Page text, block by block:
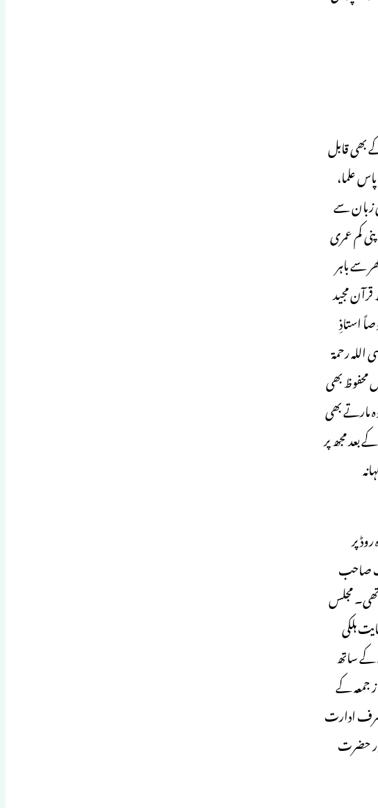
بھی قابل
علما،
زبان سے
کم عمری
کا متحمل نہیںہوسکتا تھا۔ پھر جب میں ۱۹۶۳ئ میں گھر سے باہر
مجید
استاذِ
رحمۃ
محفوظ بھی
بھی
مجھ پر
آگرہ روڈ پر
صاحب
تھی۔ مجلس
ہلکی
کے ساتھ
جمعہ کے
ادارت
حضرت